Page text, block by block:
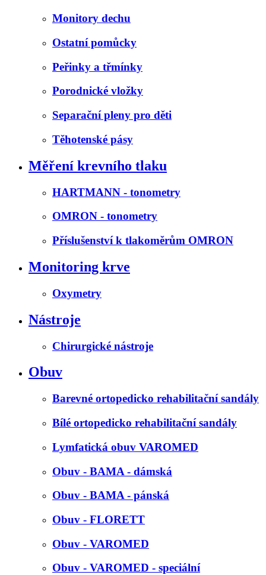
Monitory dechu
Ostatní pomůcky
Peřinky a třmínky
Porodnické vložky
Separační pleny pro děti
Těhotenské pásy
Měření krevního tlaku
HARTMANN - tonometry
OMRON - tonometry
Příslušenství k tlakoměrům OMRON
Monitoring krve
Oxymetry
Nástroje
Chirurgické nástroje
Obuv
Barevné ortopedicko rehabilitační sandály
Bílé ortopedicko rehabilitační sandály
Lymfatická obuv VAROMED
Obuv - BAMA - dámská
Obuv - BAMA - pánská
Obuv - FLORETT
Obuv - VAROMED
Obuv - VAROMED - speciální